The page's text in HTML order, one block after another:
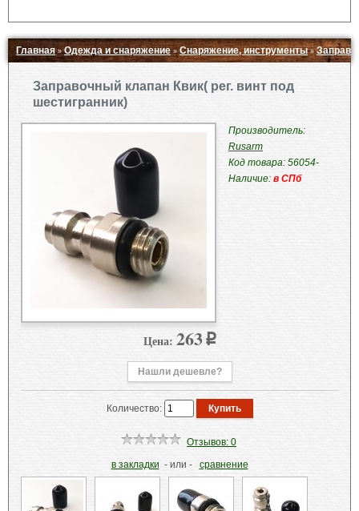
Главная»Одежда и снаряжение » Снаряжение, инструменты»
Заправочный клапан Квик( рег. винт под
шестигранник)
Производитель:
Rusarm
Код товара: 56054-
Наличие: в СПб
Цена: 263p
Нашли дешевле?
Количество:
Отзывов: 0
в закладки - или - сравнение